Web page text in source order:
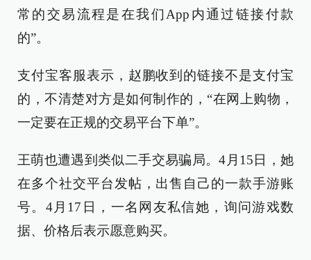
常的交易流程是在我们App内通过链接付款
的”。
支付宝客服表示，赵鹏收到的链接不是支付宝
的，不清楚对方是如何制作的，“在网上购物，
一定要在正规的交易平台下单”。
王萌也遭遇到类似二手交易骗局。4月15日，她
在多个社交平台发帖，出售自己的一款手游账
号。4月17日，一名网友私信她，询问游戏数
据、价格后表示愿意购买。